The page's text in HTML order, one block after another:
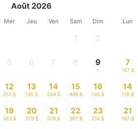
Août 2026
Mer Jeu Ven Sam Dim
1 2
5 6 7 8 9
-
12
312 $
13
145 $
14
244 $
15
449 $
16
145 $
19
363 $
20
379 $
21
376 $
22
397 $
23
216 $
Lun
7
167 $
14
119 $
21
167 $